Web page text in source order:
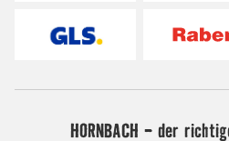
HORNBACH - der